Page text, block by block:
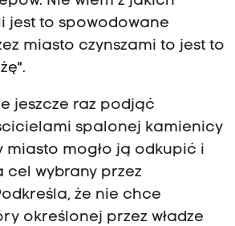
jest to spowodowane
miasto czynszami to jest to
jeszcze raz podjąć
spalonej kamienicy
miasto mogło ją odkupić i
cel wybrany przez
że nie chce
określonej przez władze